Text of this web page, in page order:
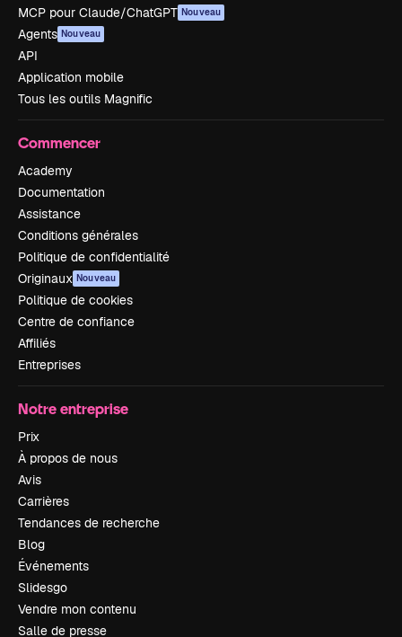
MCP pour Claude/ChatGPT Nouveau
Agents Nouveau
API
Application mobile
Tous les outils Magnific
Commencer
Academy
Documentation
Assistance
Conditions générales
Politique de confidentialité
Originaux Nouveau
Politique de cookies
Centre de confiance
Affiliés
Entreprises
Notre entreprise
Prix
À propos de nous
Avis
Carrières
Tendances de recherche
Blog
Événements
Slidesgo
Vendre mon contenu
Salle de presse